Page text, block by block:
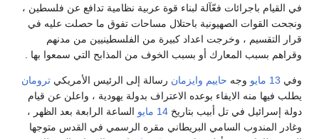
باجرائات فعّآلة لبناء قوة عربية نظامية تدافع عن فلسطين ،
الصهيونية باحتلال مساحات تفوق ما حصلت عليه في
، وخرجت اعداد كبيرة من الفلسطينيين من مدنهم
المعارك أو بسبب الخوف من المذابح التي سمعوا بها .
وجه حاييم وايزمانرسالة إلى الرئيس الأمريكيترومان
منه الايفاء بوعده الاعتراف بدولة يهودية ، واعلن عن قيام
في تل أبيب بتاريخ 14 مايو
الساعة الرابعة بعد الظهر ،
السامي البريطاني مقره الرسمي في القدس متوجها